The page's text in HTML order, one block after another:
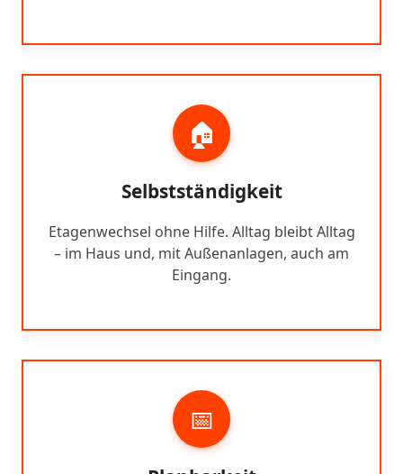
🏠
Selbstständigkeit
Etagenwechsel ohne Hilfe. Alltag bleibt Alltag
– im Haus und, mit Außenanlagen, auch am
Eingang.
📅